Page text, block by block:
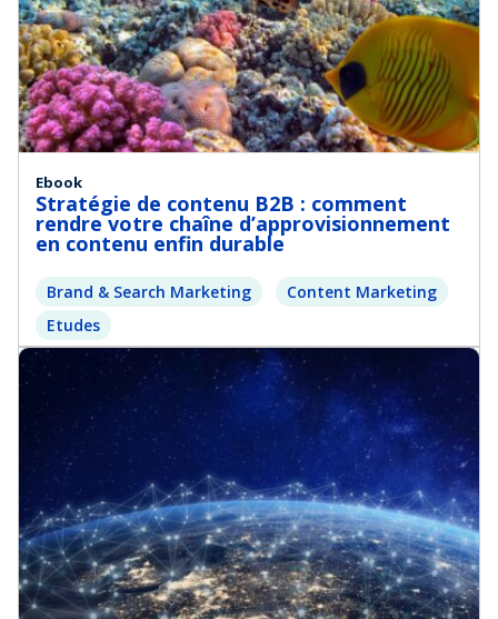
Ebook
Stratégie de contenu B2B : comment
rendre votre chaîne d’approvisionnement
en contenu enfin durable
Brand & Search Marketing
Content Marketing
Etudes